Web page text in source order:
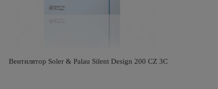
Вентилятор Soler & Palau Silent Design 200 CZ 3C